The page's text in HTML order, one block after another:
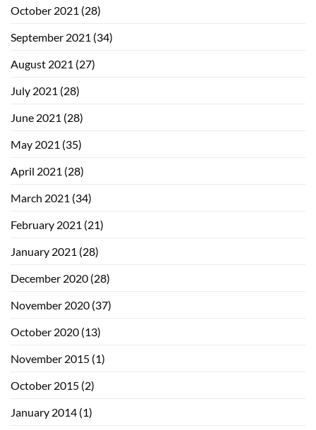
October 2021 (28)
September 2021 (34)
August 2021 (27)
July 2021 (28)
June 2021 (28)
May 2021 (35)
April 2021 (28)
March 2021 (34)
February 2021 (21)
January 2021 (28)
December 2020 (28)
November 2020 (37)
October 2020 (13)
November 2015 (1)
October 2015 (2)
January 2014 (1)